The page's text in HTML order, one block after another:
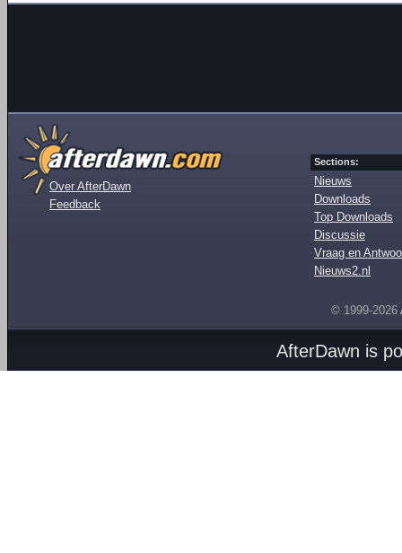
Over AfterDawn
Feedback
Sections:
Nieuws
Downloads
Top Downloads
Discussie
Vraag en
Nieuws2.nl
© 1999-2026
AfterDawn is